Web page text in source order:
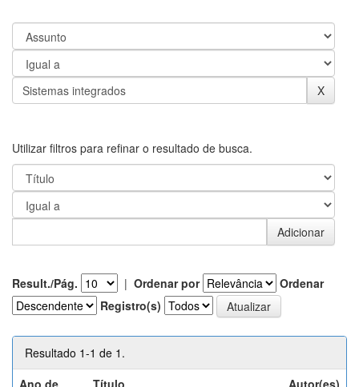
Utilizar filtros para refinar o resultado de busca.
Result./Pág. | Ordenar por
Ordenar
Registro(s)
Resultado 1-1 de 1.
Ano de
Título Autor(es)